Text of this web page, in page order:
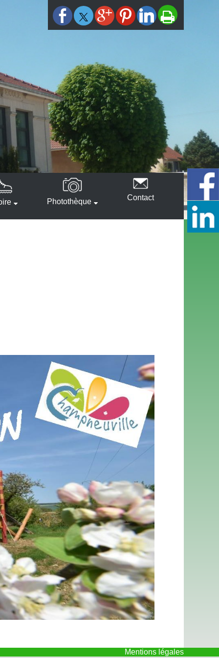
Photothèque Contact
Mentions légales